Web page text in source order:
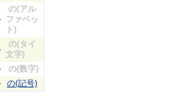
の(アル
ファベッ
ト)
の(タイ
文字)
の(数字)
の(記号)